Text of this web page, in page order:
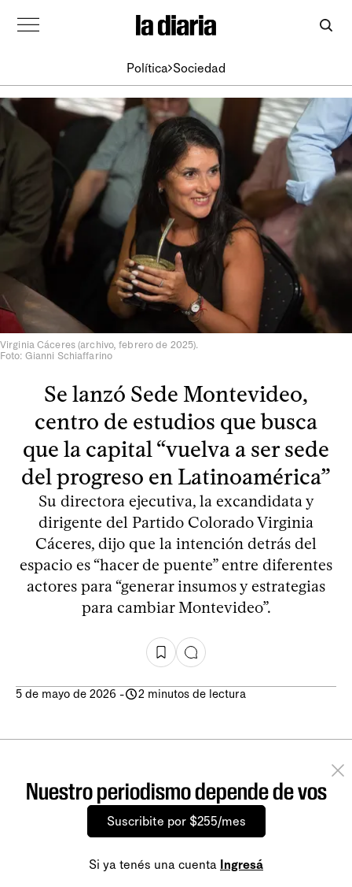
Política Sociedad
Virginia Cáceres (archivo, febrero de 2025).
Foto: Gianni Schiaffarino
Se lanzó Sede Montevideo,
centro de estudios que busca
que la capital “vuelva a ser sede
del progreso en Latinoamérica”
Su directora ejecutiva, la excandidata y
dirigente del Partido Colorado Virginia
Cáceres, dijo que la intención detrás del
espacio es “hacer de puente” entre diferentes
actores para “generar insumos y estrategias
para cambiar Montevideo”.
5 de mayo de 2026 - 2 minutos de lectura
Nuestro periodismo depende de vos
Suscribite por $255/mes
Si ya tenés una cuenta Ingresá